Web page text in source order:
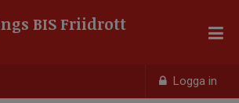
Logga in
BIS Friidrott